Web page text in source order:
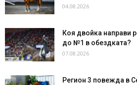
04.08.2026
Коя двойка направи
до №1 в обездката?
07.08.2026
Регион 3 повежда в